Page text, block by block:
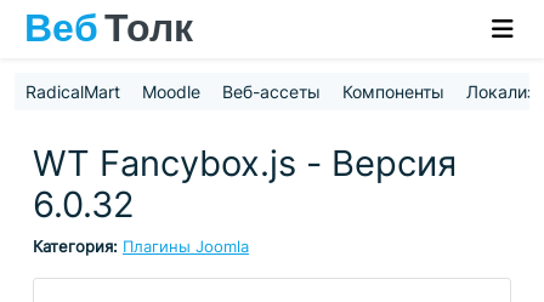
RadicalMart Moodle Веб-ассеты Компоненты
WT Fancybox.js - Версия
6.0.32
Категория: Плагины Joomla